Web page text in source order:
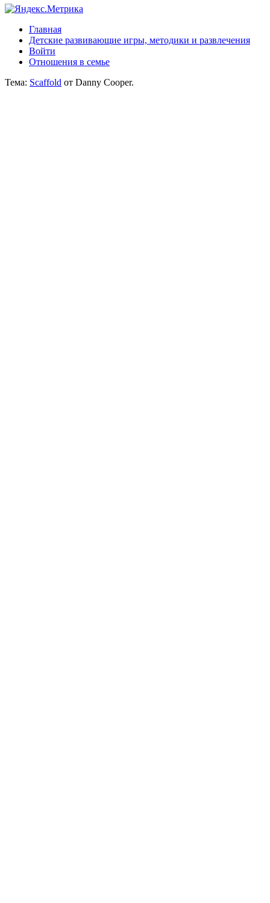
Главная
Детские развивающие игры, методики и развлечения
Войти
Отношения в семье
Тема: Scaffold от Danny Cooper.